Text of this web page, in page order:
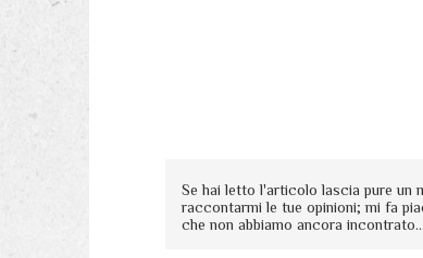
Se hai letto l'articolo lascia pure un
raccontarmi le tue opinioni; mi fa
che non abbiamo ancora